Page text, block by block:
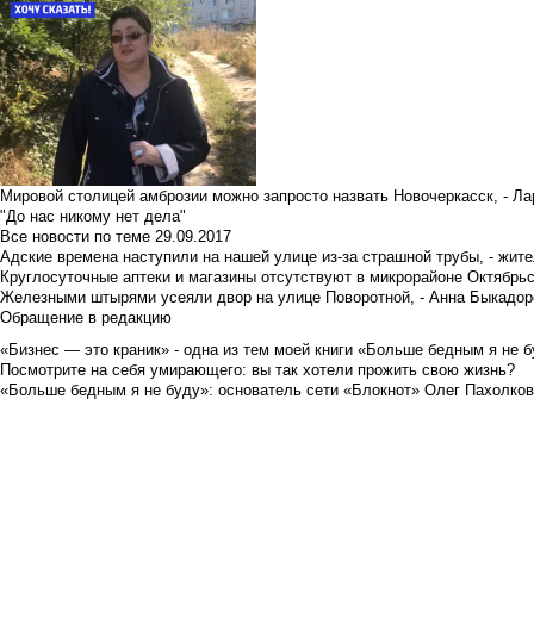
Мировой столицей амброзии можно запросто назвать Новочеркасск, -
"До нас никому нет дела"
Все новости по теме 29.09.2017
Адские времена наступили на нашей улице из-за страшной трубы, -
Круглосуточные аптеки и магазины отсутствуют в микрорайоне
Железными штырями усеяли двор на улице Поворотной, - Анна
Обращение в редакцию
«Бизнес — это краник» - одна из тем моей книги «Больше бедным я не
Посмотрите на себя умирающего: вы так хотели прожить свою жизнь?
«Больше бедным я не буду»: основатель сети «Блокнот» Олег Пахолков